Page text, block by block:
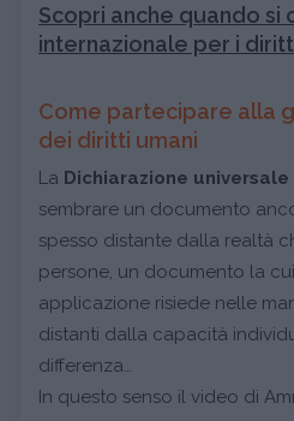
Scopri anche quando si
internazionale per i
Come partecipare alla
dei diritti umani
La Dichiarazione
sembrare un documento
spesso distante dalla realtà
persone, un documento la
applicazione risiede nelle
distanti dalla capacità
differenza…
In questo senso il video di